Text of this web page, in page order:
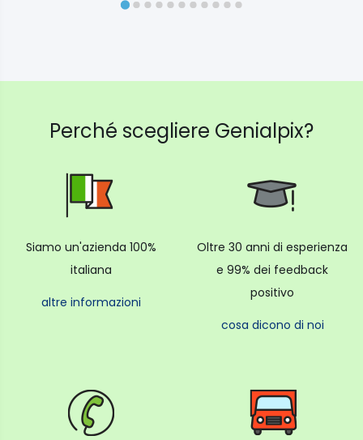
Perché scegliere Genialpix?
Siamo un'azienda 100%
italiana
altre informazioni
Oltre 30 anni di esperienza
e 99% dei feedback
positivo
cosa dicono di noi